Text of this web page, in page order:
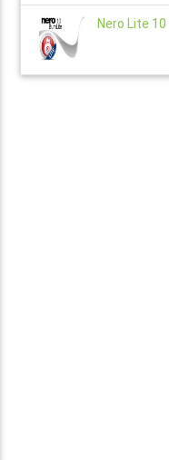
Nero Lite